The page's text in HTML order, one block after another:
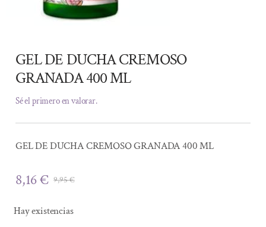
GEL DE DUCHA CREMOSO
GRANADA 400 ML
Sé el primero en valorar.
GEL DE DUCHA CREMOSO GRANADA 400 ML
9,95€El
8,16€
El
Hay existencias